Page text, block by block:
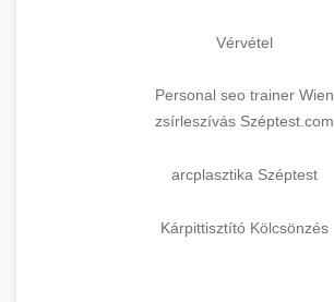
Vérvétel
Personal seo trainer Wien
zsírleszívás Széptest.com
arcplasztika Széptest
Kárpittisztító Kölcsönzés